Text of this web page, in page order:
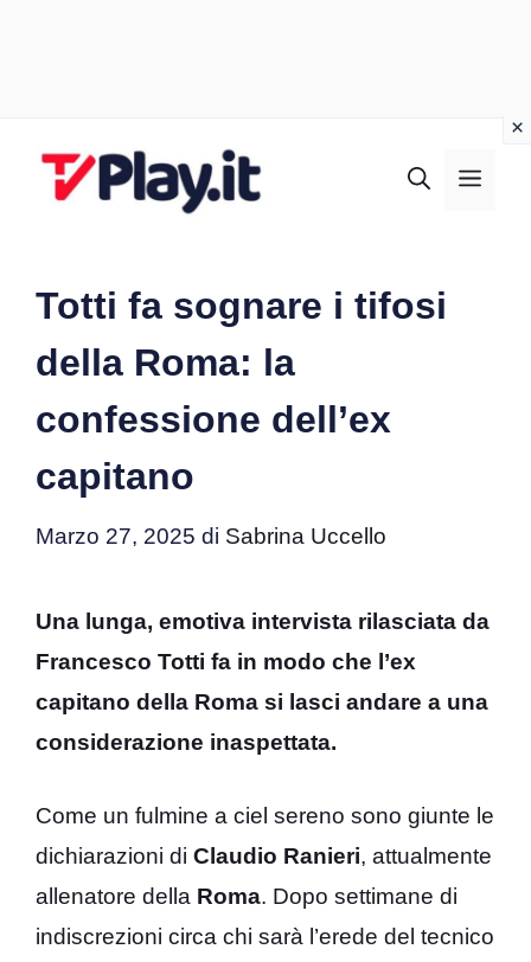
Totti fa sognare i tifosi
della Roma: la
confessione dell’ex
capitano
Marzo 27, 2025 di Sabrina Uccello
Una lunga, emotiva intervista rilasciata da
Francesco Totti fa in modo che l’ex
capitano della Roma si lasci andare a una
considerazione inaspettata.
Come un fulmine a ciel sereno sono giunte le
dichiarazioni di Claudio Ranieri, attualmente
allenatore della Roma. Dopo settimane di
indiscrezioni circa chi sarà l’erede del tecnico